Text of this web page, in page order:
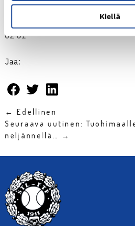
Kiellä
64
Helistén/Heliövaara Suomi –
62 61
Jaa:
← Edellinen
Seuraava uutinen:
neljännellä… →